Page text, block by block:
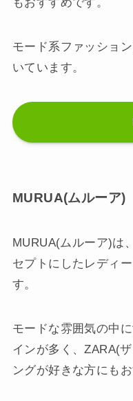
モード系ファッショ
いています。
MURUA(ムルーア)
MURUA(ムルーア)は
セプトにしたレディ
す。
モードな雰囲気の中
インが多く、ZARA(
ングが好きな方にもお